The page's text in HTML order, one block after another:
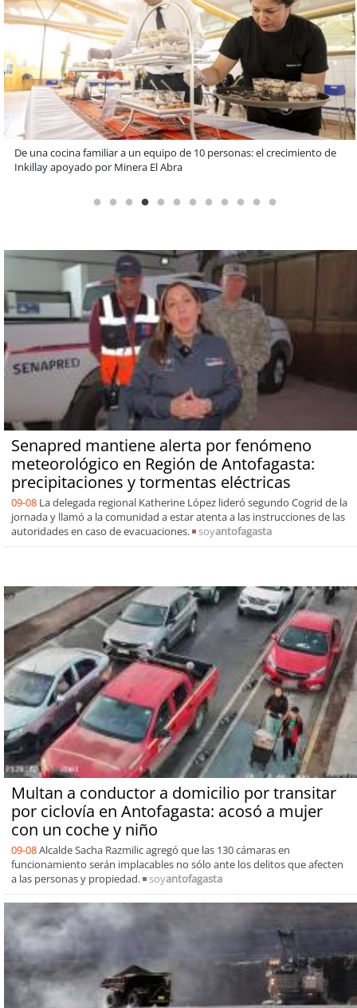
Claves para comprar electrodomésticos durante el Black Sale
Senapred mantiene alerta por fenómeno
meteorológico en Región de Antofagasta:
precipitaciones y tormentas eléctricas
09-08 La delegada regional Katherine López lideró segundo Cogrid de la
jornada y llamó a la comunidad a estar atenta a las instrucciones de las
autoridades en caso de evacuaciones.
soyantofagasta
Multan a conductor a domicilio por transitar
por ciclovía en Antofagasta: acosó a mujer
con un coche y niño
09-08Alcalde Sacha Razmilic agregó que las 130 cámaras en
funcionamiento serán implacables no sólo ante los delitos que afecten
a las personas y propiedad.
soyantofagasta